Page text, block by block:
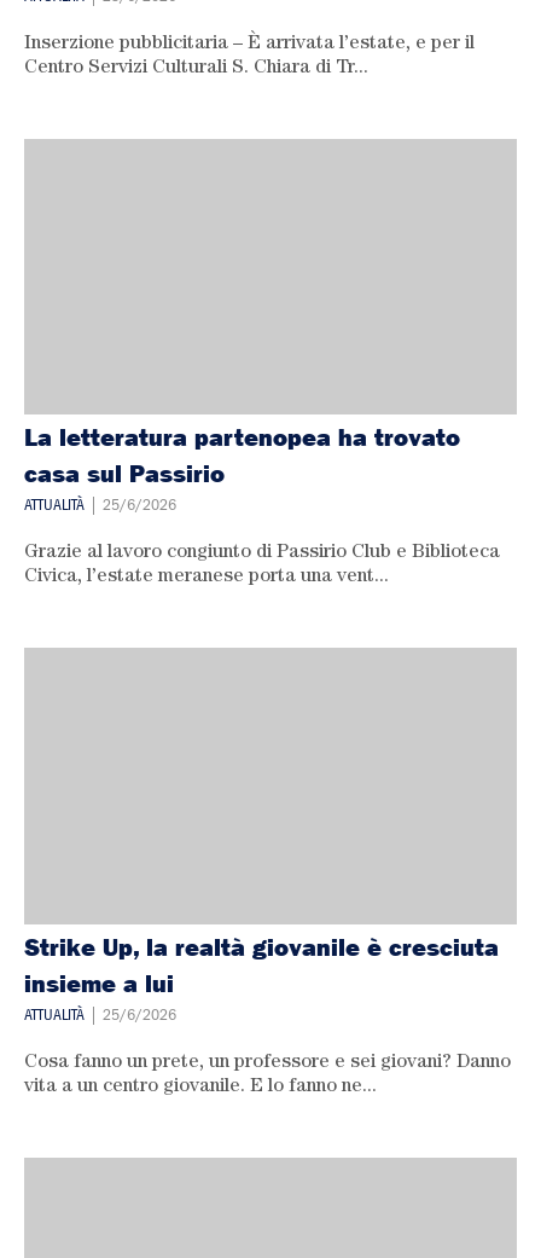
Inserzione pubblicitaria – È arrivata l’estate, e per il
Centro Servizi Culturali S. Chiara di Tr...
La letteratura partenopea ha trovato
casa sul Passirio
ATTUALITÀ | 25/6/2026
Grazie al lavoro congiunto di Passirio Club e Biblioteca
Civica, l’estate meranese porta una vent...
Strike Up, la realtà giovanile è cresciuta
insieme a lui
ATTUALITÀ | 25/6/2026
Cosa fanno un prete, un professore e sei giovani? Danno
vita a un centro giovanile. E lo fanno ne...